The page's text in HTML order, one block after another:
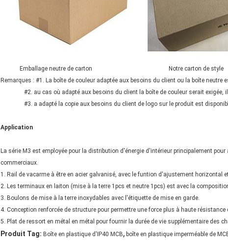
Emballage neutre de carton Notre carton de style
Remarques : #1. La boîte de couleur adaptée aux besoins du client ou la boîte neutre
#2. au cas où adapté aux besoins du client la boîte de couleur serait exigée, il
#3. a adapté la copie aux besoins du client de logo sur le produit est
Application
La série M3 est employée pour la distribution d'énergie d'intérieur principalement
commerciaux.
1. Rail de vacarme à être en acier galvanisé, avec le funtion d'ajustement horizontal
2. Les terminaux en laiton (mise à la terre 1pcs et neutre 1pcs) est avec la
3. Boulons de mise à la terre inoxydables avec l'étiquette de mise en garde.
4. Conception renforcée de structure pour permettre une force plus à haute résistance
5. Plat de ressort en métal en métal pour fournir la durée de vie supplémentaire des
Produit Tag: Boîte en plastique d'IP40 MCB, boîte en plastique imperméable de